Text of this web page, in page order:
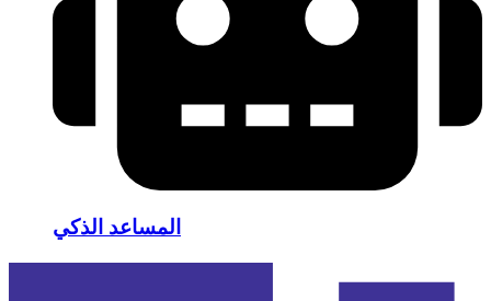
المساعد الذكي